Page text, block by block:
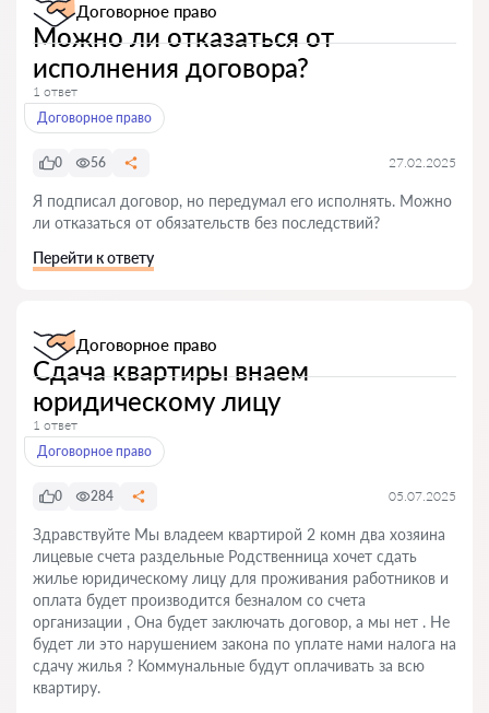
Договорное право
Можно ли отказаться от
исполнения договора?
1 ответ
Договорное право
0 56 27.02.2025
Я подписал договор, но передумал его исполнять. Можно
ли отказаться от обязательств без последствий?
Перейти к ответу
Договорное право
Сдача квартиры внаем
юридическому лицу
1 ответ
Договорное право
0 284 05.07.2025
Здравствуйте Мы владеем квартирой 2 комн два хозяина
лицевые счета раздельные Родственница хочет сдать
жилье юридическому лицу для проживания работников и
оплата будет производится безналом со счета
организации , Она будет заключать договор, а мы нет . Не
будет ли это нарушением закона по уплате нами налога на
сдачу жилья ? Коммунальные будут оплачивать за всю
квартиру.